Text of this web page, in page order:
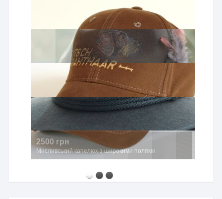
2500 грн
Мисливський капелюх з широкими полями